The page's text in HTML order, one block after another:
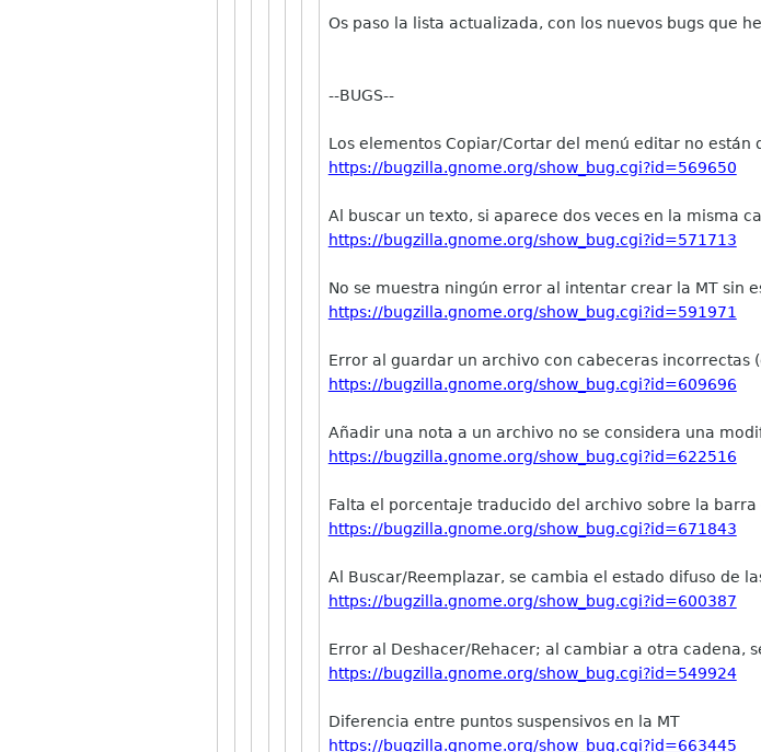
Os paso la lista actualizada, con los nuevos bugs que
--BUGS--
Los elementos Copiar/Cortar del menú editar no están
https://bugzilla.gnome.org/show_bug.cgi?id=569650
Al buscar un texto, si aparece dos veces en la misma
https://bugzilla.gnome.org/show_bug.cgi?id=571713
No se muestra ningún error al intentar crear la MT sin
https://bugzilla.gnome.org/show_bug.cgi?id=591971
Error al guardar un archivo con cabeceras
https://bugzilla.gnome.org/show_bug.cgi?id=609696
Añadir una nota a un archivo no se considera una
https://bugzilla.gnome.org/show_bug.cgi?id=622516
Falta el porcentaje traducido del archivo sobre la barra
https://bugzilla.gnome.org/show_bug.cgi?id=671843
Al Buscar/Reemplazar, se cambia el estado difuso de
https://bugzilla.gnome.org/show_bug.cgi?id=600387
Error al Deshacer/Rehacer; al cambiar a otra cadena,
https://bugzilla.gnome.org/show_bug.cgi?id=549924
Diferencia entre puntos suspensivos en la MT
https://bugzilla.gnome.org/show_bug.cgi?id=663445